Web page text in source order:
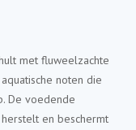
met fluweelzachte
noten die
De voedende
en beschermt